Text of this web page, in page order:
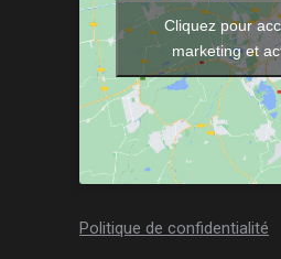
Cliquez pour
marketing et
Politique de confidentialité